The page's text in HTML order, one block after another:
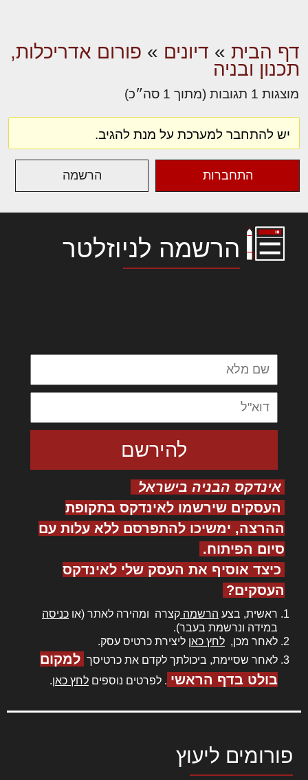
דף הבית » דיונים » פורום אדריכלות,
תכנון ובניה
מוצגות 1 תגובות (מתוך 1 סה״כ)
יש להתחבר למערכת על מנת להגיב.
התחברות הרשמה
הרשמה לניוזלטר
אינדקס הבניה בישראל
העסקים שירשמו לאינדקס בתקופת
ההרצה, ימשיכו להתפרסם ללא עלות עם
סיום הפיתוח.
כיצד אוסיף את העסק שלי לאינדקס
העסקים?
ראשית, בצע הרשמה קצרה ומהירה לאתר (או כניסה
במידה ונרשמת בעבר).
לאחר מכן, לחץ כאן ליצירת כרטיס עסק.
לאחר שסיימת, ביכולתך לקדם את כרטיסך למקום
בולט בדף הראשי . לפרטים נוספים לחץ כאן.
פורומים ליעוץ